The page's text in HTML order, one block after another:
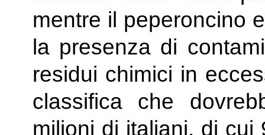
mentre il peperoncino
la presenza di
residui chimici in
classifica che
milioni di italiani, di cui